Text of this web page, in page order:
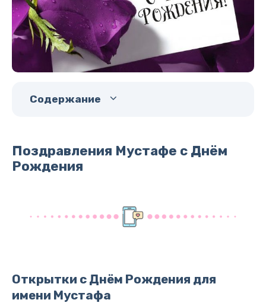
Содержание
Поздравления Мустафе с Днём
Рождения
Открытки с Днём Рождения для
имени Мустафа